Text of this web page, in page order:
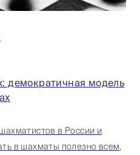
демократичная модель
в России и
в шахматы полезно всем,